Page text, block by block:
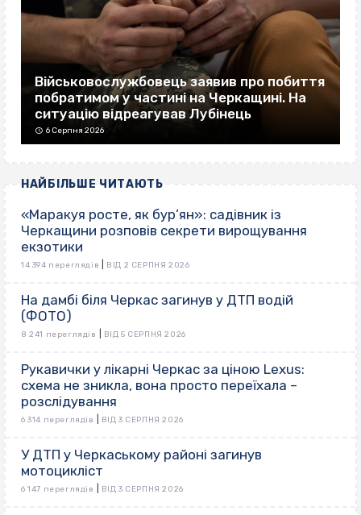
Військовослужбовець заявив про побиття
побратимом у частині на Черкащині. На
ситуацію відреагував Лубінець
6 Серпня 2026
НАЙБІЛЬШЕ ЧИТАЮТЬ
«Маракуя росте, як бур’ян»: садівник із
Черкащини розповів секрети вирощування
екзотики
14 394 переглядів ВІД 2 СЕРПНЯ 2026
На дамбі біля Черкас загинув у ДТП водій
(ФОТО)
8 241 переглядів ВІД 5 СЕРПНЯ 2026
Рукавички у лікарні Черкас за ціною Lexus:
схема не зникла, вона просто переїхала –
розслідування
6 314 переглядів ВІД 3 СЕРПНЯ 2026
У ДТП у Черкаському районі загинув
мотоцикліст
6 147 переглядів ВІД 3 СЕРПНЯ 2026